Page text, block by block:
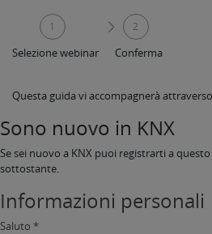
1
Selezione webinar
2
Conferma
Questa guida vi accompagnerà
Sono nuovo in KNX
Se sei nuovo a KNX puoi registrarti a
sottostante.
Informazioni personali
Saluto *